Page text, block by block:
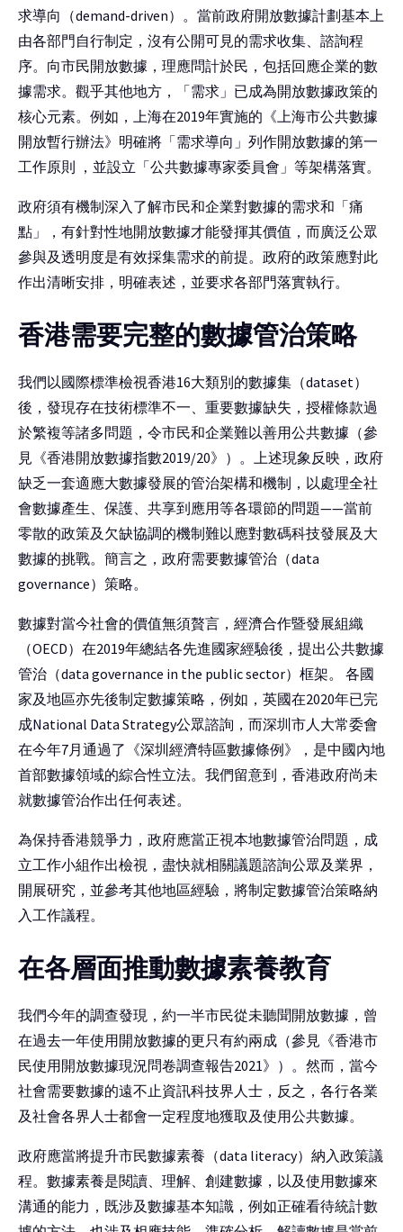
求導向（demand-driven）。當前政府開放數據計劃基本上
由各部門自行制定，沒有公開可見的需求收集、諮詢程
序。向市民開放數據，理應問計於民，包括回應企業的數
據需求。觀乎其他地方，「需求」已成為開放數據政策的
核心元素。例如，上海在2019年實施的《上海市公共數據
開放暫行辦法》明確將「需求導向」列作開放數據的第一
工作原則 ，並設立「公共數據專家委員會」等架構落實。
政府須有機制深入了解市民和企業對數據的需求和「痛
點」，有針對性地開放數據才能發揮其價值，而廣泛公眾
參與及透明度是有效採集需求的前提。政府的政策應對此
作出清晰安排，明確表述，並要求各部門落實執行。
香港需要完整的數據管治策略
我們以國際標準檢視香港16大類別的數據集（dataset）
後，發現存在技術標準不一、重要數據缺失，授權條款過
於繁複等諸多問題，令市民和企業難以善用公共數據（參
見《香港開放數據指數2019/20》）。上述現象反映，政府
缺乏一套適應大數據發展的管治架構和機制，以處理全社
會數據產生、保護、共享到應用等各環節的問題——當前
零散的政策及欠缺協調的機制難以應對數碼科技發展及大
數據的挑戰。簡言之，政府需要數據管治（data
governance）策略。
數據對當今社會的價值無須贅言，經濟合作暨發展組織
（OECD）在2019年總結各先進國家經驗後，提出公共數據
管治（data governance in the public sector）框架。 各國
家及地區亦先後制定數據策略，例如，英國在2020年已完
成National Data Strategy公眾諮詢，而深圳市人大常委會
在今年7月通過了《深圳經濟特區數據條例》，是中國內地
首部數據領域的綜合性立法。我們留意到，香港政府尚未
就數據管治作出任何表述。
為保持香港競爭力，政府應當正視本地數據管治問題，成
立工作小組作出檢視，盡快就相關議題諮詢公眾及業界，
開展研究，並參考其他地區經驗，將制定數據管治策略納
入工作議程。
在各層面推動數據素養教育
我們今年的調查發現，約一半市民從未聽聞開放數據，曾
在過去一年使用開放數據的更只有約兩成（參見《香港市
民使用開放數據現況問卷調查報告2021》）。然而，當今
社會需要數據的遠不止資訊科技界人士，反之，各行各業
及社會各界人士都會一定程度地獲取及使用公共數據。
政府應當將提升市民數據素養（data literacy）納入政策議
程。數據素養是閱讀、理解、創建數據，以及使用數據來
溝通的能力，既涉及數據基本知識，例如正確看待統計數